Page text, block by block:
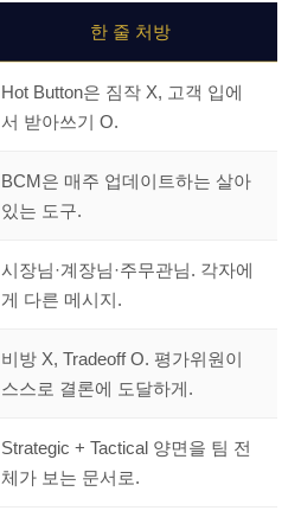
한 줄 처방
Hot Button은 짐작 X, 고객 입에
서 받아쓰기 O.
BCM은 매주 업데이트하는 살아
있는 도구.
시장님·계장님·주무관님. 각자에
게 다른 메시지.
비방 X, Tradeoff O. 평가위원이
스스로 결론에 도달하게.
Strategic + Tactical 양면을 팀 전
체가 보는 문서로.